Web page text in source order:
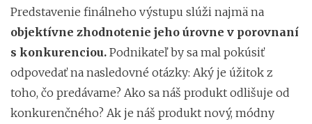
Predstavenie finálneho výstupu slúži najmä na
objektívne zhodnotenie jeho úrovne v porovnaní
s konkurenciou. Podnikateľ by sa mal pokúsiť
odpovedať na nasledovné otázky: Aký je úžitok z
toho, čo predávame? Ako sa náš produkt odlišuje od
konkurenčného? Ak je náš produkt nový, módny